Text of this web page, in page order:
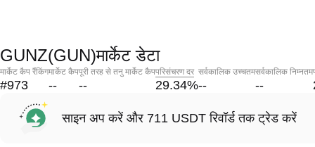
GUNZ(GUN)मार्केट डेटा
मार्केट कैप रैंकिंग
#973
मार्केट कैप
--
पूरी तरह से तनु मार्केट कैप
--
परिसंचरण दर
29.34%
सर्वकालिक उच्चतम
--
सर्वकालिक निम्नतम
--
साइन अप करें और 711 USDT रिवॉर्ड तक ट्रेड करें